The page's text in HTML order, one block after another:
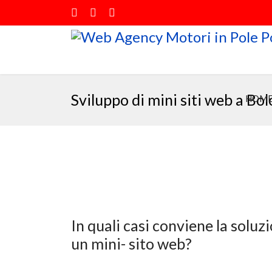
Sviluppo di mini siti web a
In quali casi conviene la
un mini- sito web?